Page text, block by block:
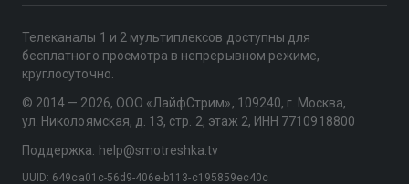
Телеканалы 1 и 2 мультиплексов доступны для
бесплатного просмотра в непрерывном режиме,
круглосуточно.
© 2014 — 2026, ООО «ЛайфСтрим», 109240, г. Москва,
ул. Николоямская, д. 13, стр. 2, этаж 2, ИНН 7710918800
Поддержка: help@smotreshka.tv
UUID: 649ca01c-56d9-406e-b113-c195859ec40c